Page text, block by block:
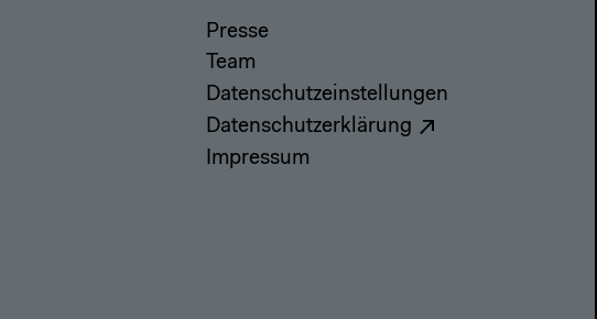
Presse
Team
Datenschutzeinstellungen
Datenschutzerklärung
Impressum